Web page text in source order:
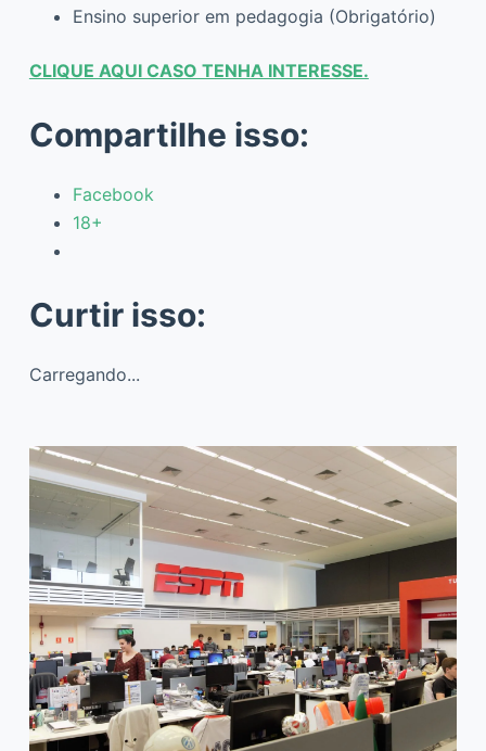
Ensino superior em pedagogia (Obrigatório)
CLIQUE AQUI CASO TENHA INTERESSE.
Compartilhe isso:
Facebook
18+
Curtir isso:
Carregando...